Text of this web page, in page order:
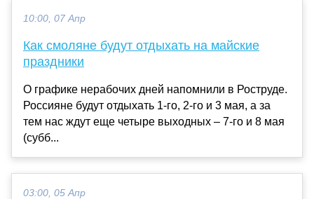
10:00, 07 Апр
Как смоляне будут отдыхать на майские
праздники
О графике нерабочих дней напомнили в Роструде.
Россияне будут отдыхать 1-го, 2-го и 3 мая, а за
тем нас ждут еще четыре выходных – 7-го и 8 мая
(субб...
03:00, 05 Апр